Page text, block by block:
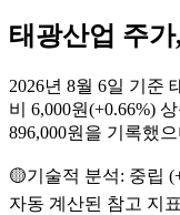
태광산업 주
2026년 8월 6일 기준
비 6,000원(+0.66%)
896,000원을 기록했
🟡기술적 분석: 중립 (
자동 계산된 참고 지